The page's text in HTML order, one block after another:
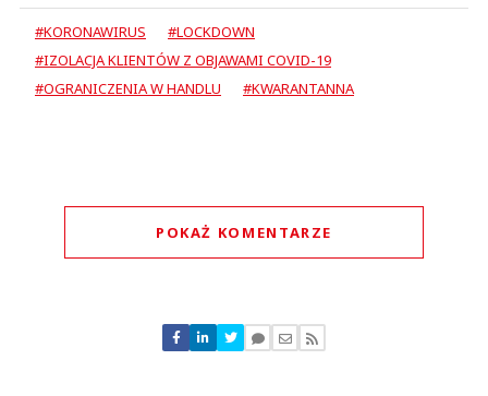
#KORONAWIRUS
#LOCKDOWN
#IZOLACJA KLIENTÓW Z OBJAWAMI COVID-19
#OGRANICZENIA W HANDLU
#KWARANTANNA
POKAŻ KOMENTARZE
Nie znaleziono komentarzy
Zostaw swoje komentarze